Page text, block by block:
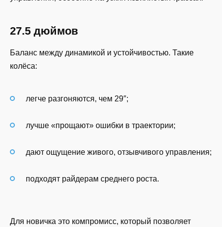
27.5 дюймов
Баланс между динамикой и устойчивостью. Такие
колёса:
легче разгоняются, чем 29″;
лучше «прощают» ошибки в траектории;
дают ощущение живого, отзывчивого управления;
подходят райдерам среднего роста.
Для новичка это компромисс, который позволяет